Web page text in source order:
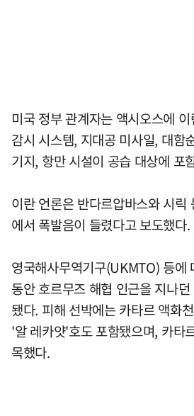
미국 정부 관계자는 액시오스에
감시 시스템, 지대공 미사일, 대함
기지, 항만 시설이 공습 대상에 포
이란 언론은 반다르압바스와 시릭
에서 폭발음이 들렸다고 보도했다.
영국해사무역기구(UKMTO) 등에
동안 호르무즈 해협 인근을 지나
됐다. 피해 선박에는 카타르 액화
'알 레카얏'호도 포함됐으며, 카타
목했다.